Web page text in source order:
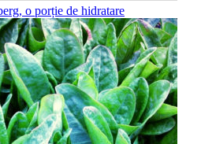
o porție de hidratare